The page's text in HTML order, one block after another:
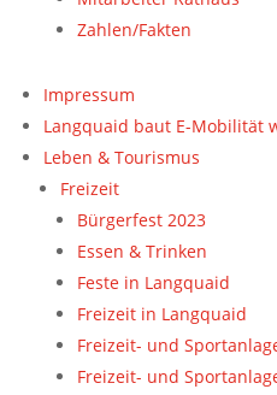
Zahlen/Fakten
Impressum
Langquaid baut E-Mobilität
Leben & Tourismus
Freizeit
Bürgerfest 2023
Essen & Trinken
Feste in Langquaid
Freizeit in Langquaid
Freizeit- und
Freizeit- und